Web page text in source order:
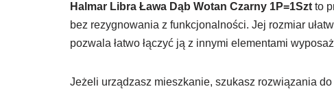
Halmar Libra Ława Dąb Wotan Czarny 1P=1Szt to
bez rezygnowania z funkcjonalności. Jej rozmiar
pozwala łatwo łączyć ją z innymi elementami
Jeżeli urządzasz mieszkanie, szukasz rozwiązania